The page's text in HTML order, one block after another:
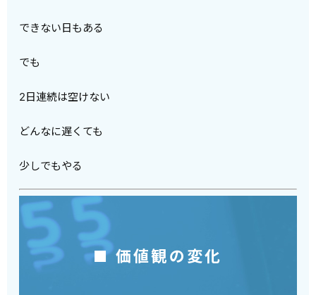
できない日もある
でも
2日連続は空けない
どんなに遅くても
少しでもやる
■ 価値観の変化